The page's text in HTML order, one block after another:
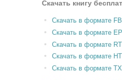
Скачать книгу
Скачать в формате
Скачать в формате
Скачать в формате
Скачать в формате
Скачать в формате